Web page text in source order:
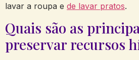
lavar a roupa e de lavar pratos.
Quais são as
preservar recursos